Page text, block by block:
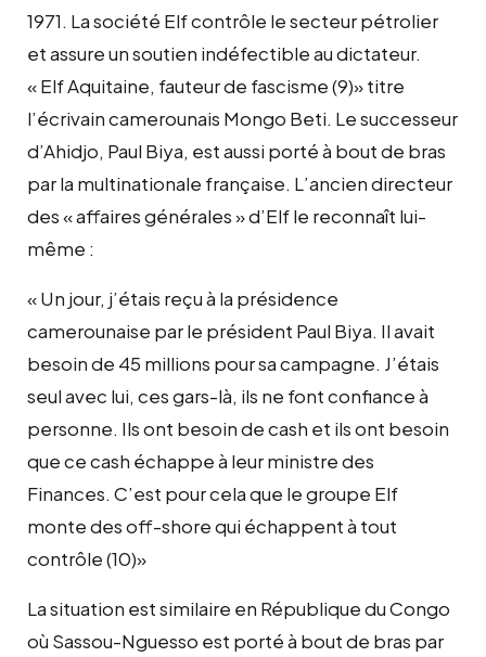
1971. La société Elf contrôle le secteur pétrolier
et assure un soutien indéfectible au dictateur.
« Elf Aquitaine, fauteur de fascisme (9)» titre
l’écrivain camerounais Mongo Beti. Le successeur
d’Ahidjo, Paul Biya, est aussi porté à bout de bras
par la multinationale française. L’ancien directeur
des « affaires générales » d’Elf le reconnaît lui-
même :
« Un jour, j’étais reçu à la présidence
camerounaise par le président Paul Biya. Il avait
besoin de 45 millions pour sa campagne. J’étais
seul avec lui, ces gars-là, ils ne font confiance à
personne. Ils ont besoin de cash et ils ont besoin
que ce cash échappe à leur ministre des
Finances. C’est pour cela que le groupe Elf
monte des off-shore qui échappent à tout
contrôle (10)»
La situation est similaire en République du Congo
où Sassou-Nguesso est porté à bout de bras par